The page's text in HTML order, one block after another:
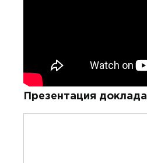
Презентация доклада